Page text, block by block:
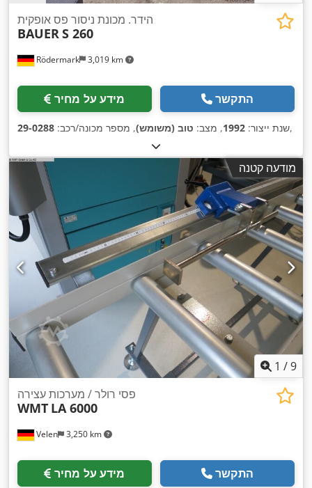
Rödermark 3,019 km
הידר. מכונת ניסור פס אופקית
BAUER S 260
מידע על מחיר התקשר
שנת ייצור: 1992, מצב: טוב (משומש), מספר מכונה/רכב: 29-0288 ,
מודעה קטנה
1 /9
Velen 3,250 km
פסי רולר / מערכות עצירה
WMT LA 6000
מידע על מחיר התקשר